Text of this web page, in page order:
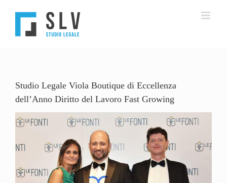
Studio Legale Viola Boutique di Eccellenza
dell’Anno Diritto del Lavoro Fast Growing